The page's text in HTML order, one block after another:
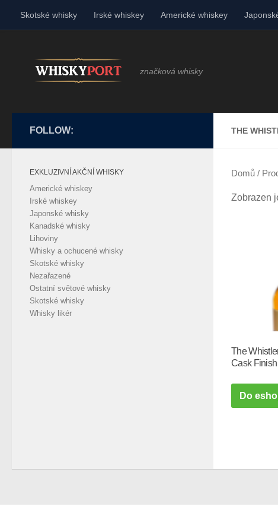
Skip to content
Skotské whisky Irské whiskey Americké whiskey
značková whisky
THE
Domů /
Zobrazen
The
Cask
Do
FOLLOW:
EXKLUZIVNÍ AKČNÍ WHISKY
Americké whiskey
Irské whiskey
Japonské whisky
Kanadské whisky
Lihoviny
Whisky a ochucené whisky
Skotské whisky
Nezařazené
Ostatní světové whisky
Skotské whisky
Whisky likér